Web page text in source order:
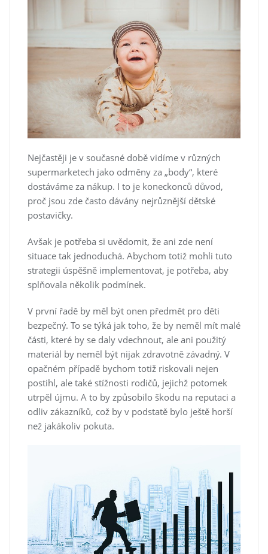
Nejčastěji je v současné době vidíme v různých
supermarketech jako odměny za „body“, které
dostáváme za nákup. I to je koneckonců důvod,
proč jsou zde často dávány nejrůznější dětské
postavičky.
Avšak je potřeba si uvědomit, že ani zde není
situace tak jednoduchá. Abychom totiž mohli tuto
strategii úspěšně implementovat, je potřeba, aby
splňovala několik podmínek.
V první řadě by měl být onen předmět pro děti
bezpečný. To se týká jak toho, že by neměl mít malé
části, které by se daly vdechnout, ale ani použitý
materiál by neměl být nijak zdravotně závadný. V
opačném případě bychom totiž riskovali nejen
postihl, ale také stížnosti rodičů, jejichž potomek
utrpěl újmu. A to by způsobilo škodu na reputaci a
odliv zákazníků, což by v podstatě bylo ještě horší
než jakákoliv pokuta.